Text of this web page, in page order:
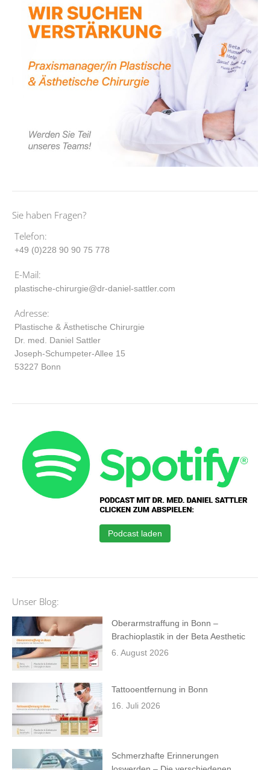
Sie haben Fragen?
Telefon:
+49 (0)228 90 90 75 778
E-Mail:
plastische-chirurgie@dr-daniel-sattler.com
Adresse:
Plastische & Ästhetische Chirurgie
Dr. med. Daniel Sattler
Joseph-Schumpeter-Allee 15
53227 Bonn
Podcast laden
Unser Blog:
Oberarmstraffung in Bonn –
Brachioplastik in der Beta Aesthetic
6. August 2026
Tattooentfernung in Bonn
16. Juli 2026
Schmerzhafte Erinnerungen